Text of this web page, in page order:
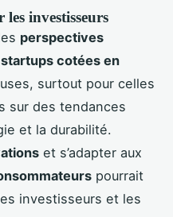
les investisseurs
perspectives
startups cotées en
surtout pour celles
sur des tendances
et la durabilité.
et s’adapter aux
pourrait
investisseurs et les